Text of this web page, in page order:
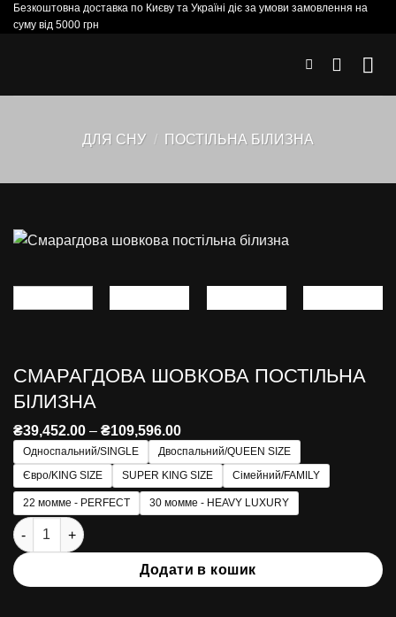
SkipБезкоштовна доставка по Києву та Україні діє за умови замовлення на
суму від 5000 грн
ДЛЯ СНУ / ПОСТІЛЬНА БІЛИЗНА
СМАРАГДОВА ШОВКОВА ПОСТІЛЬНА
БІЛИЗНА
₴39,452.00 – ₴109,596.00Діапазон
цін:
від
₴39,452.00
до
₴109,596.00
Односпальний/SINGLE
Двоспальний/QUEEN SIZE
Євро/KING SIZE
SUPER KING SIZE Сімейний/FAMILY
22 момме - PERFECT 30 момме - HEAVY LUXURY
Смарагдова шовкова постільна білизна кількість
Додати в кошик